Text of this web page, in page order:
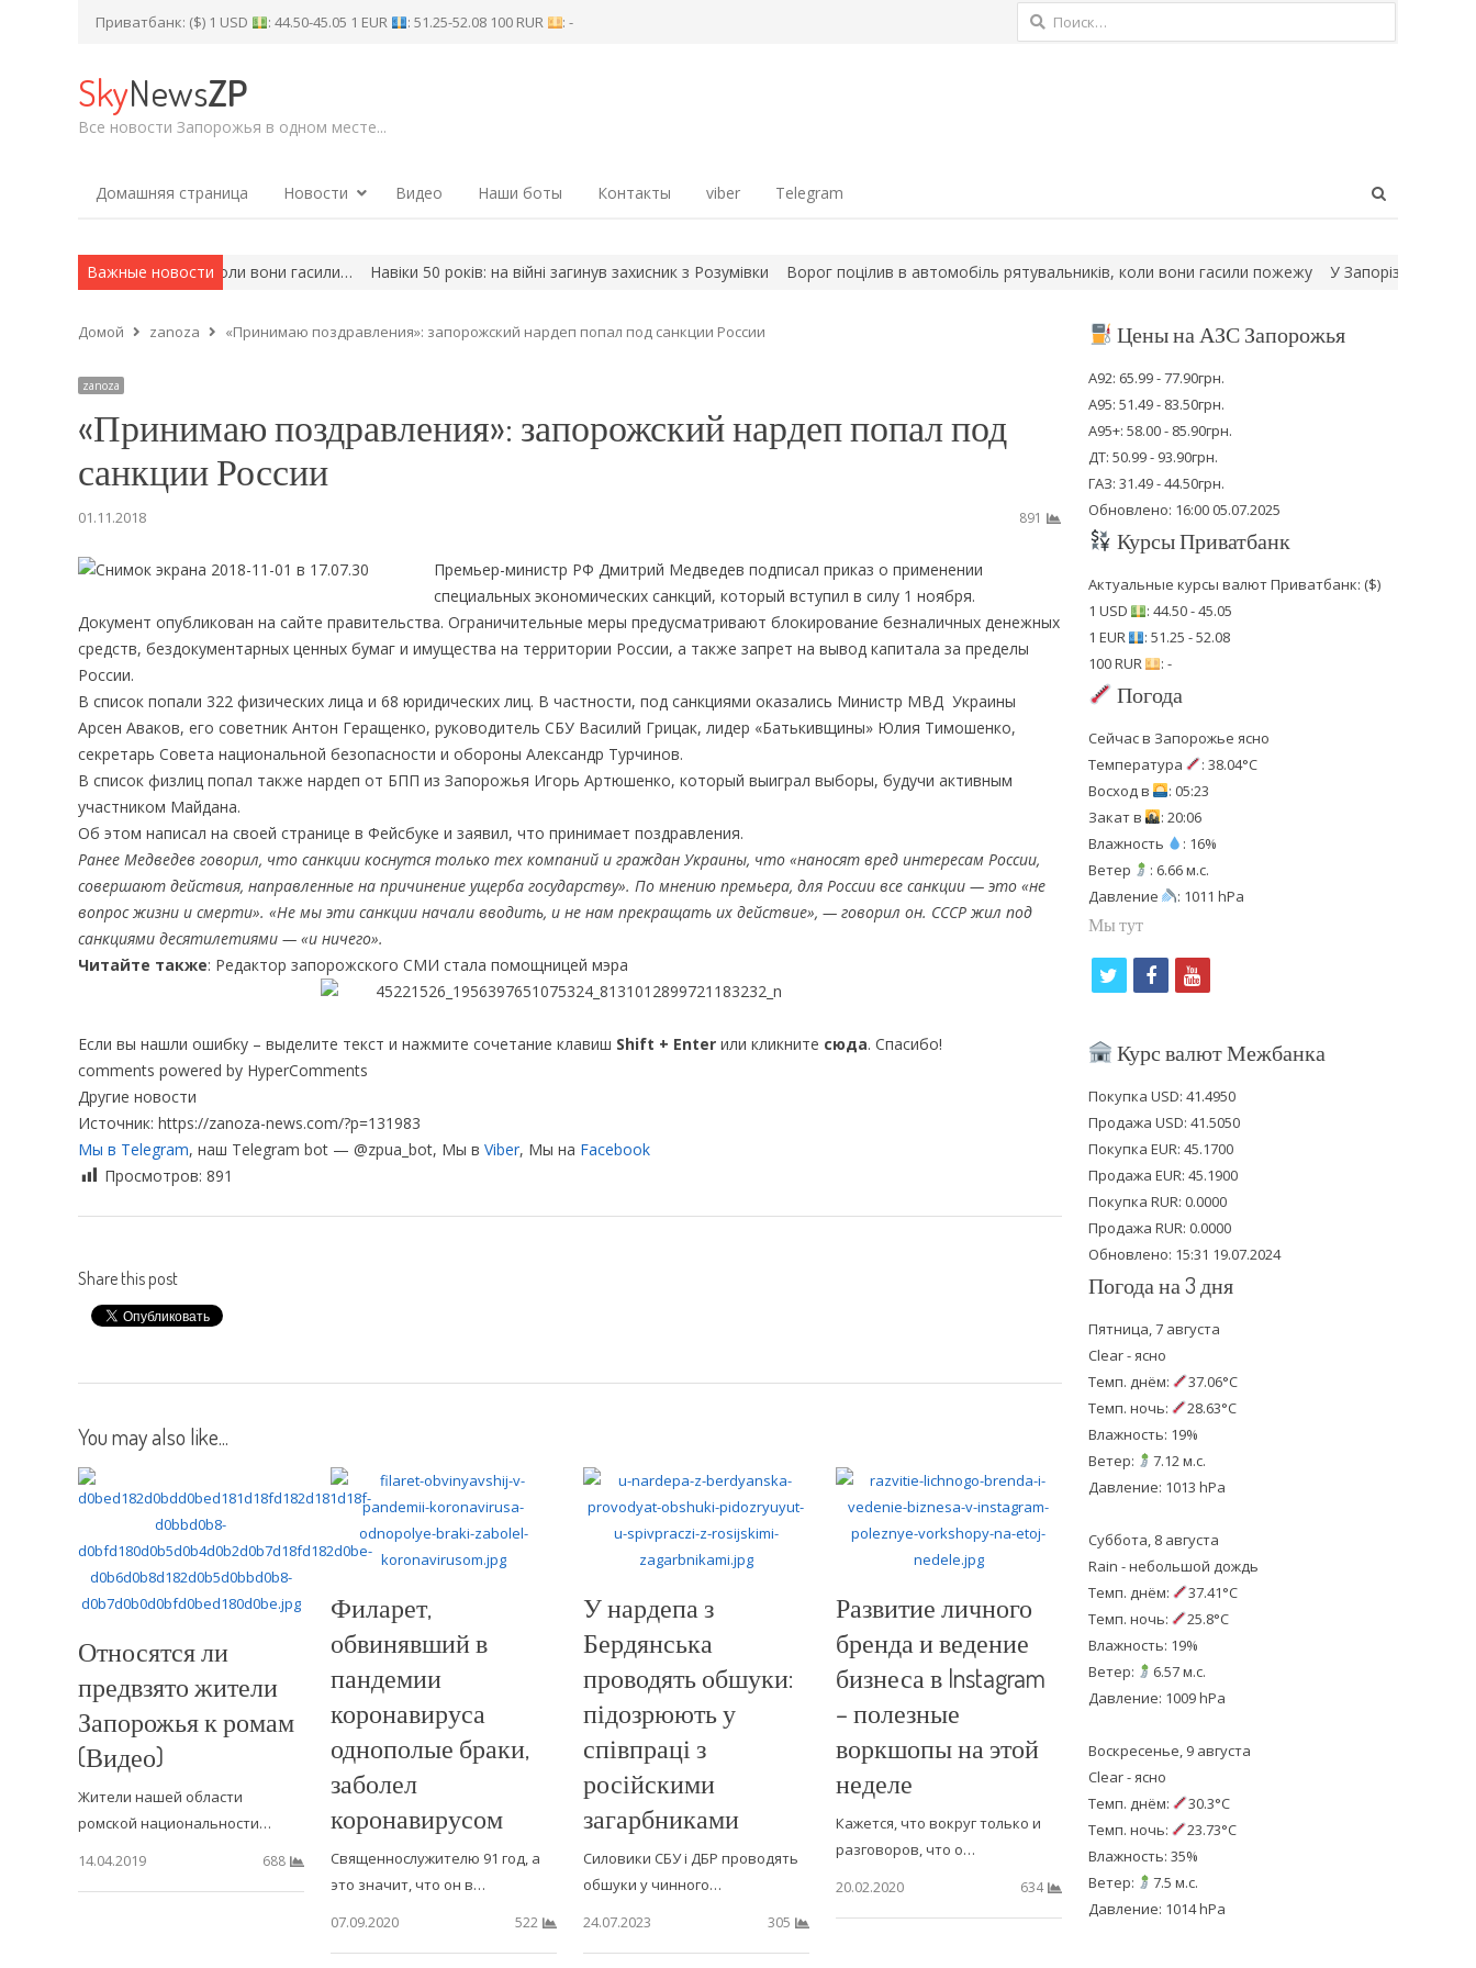
Приватбанк: ($) 1 USD : 44.50-45.05 1 EUR : 51.25-52.08 100 RUR : - Найти:
SkyNewsZP
Все новости Запорожья в одном месте...
Домашняя страница Новости Видео Наши боты Контакты viber Telegram
Важные новости
районі, коли вони гасили… Навіки 50 років: на війні загинув захисник з Розумівки Ворог поцілив в автомобіль рятувальників, коли вони гасили пожежу У Запорізькій області
Домой zanoza «Принимаю поздравления»: запорожский нардеп попал под санкции России
zanoza
«Принимаю поздравления»: запорожский нардеп попал под
санкции России
01.11.2018 891
Премьер-министр РФ Дмитрий Медведев подписал приказ о применении
специальных экономических санкций, который вступил в силу 1 ноября.
Документ опубликован на сайте правительства. Ограничительные меры предусматривают блокирование безналичных денежных
средств, бездокументарных ценных бумаг и имущества на территории России, а также запрет на вывод капитала за пределы
России.
В список попали 322 физических лица и 68 юридических лиц. В частности, под санкциями оказались Министр МВД Украины
Арсен Аваков, его советник Антон Геращенко, руководитель СБУ Василий Грицак, лидер «Батькивщины» Юлия Тимошенко,
секретарь Совета национальной безопасности и обороны Александр Турчинов.
В список физлиц попал также нардеп от БПП из Запорожья Игорь Артюшенко, который выиграл выборы, будучи активным
участником Майдана.
Об этом написал на своей странице в Фейсбуке и заявил, что принимает поздравления.
Ранее Медведев говорил, что санкции коснутся только тех компаний и граждан Украины, что «наносят вред интересам России,
совершают действия, направленные на причинение ущерба государству». По мнению премьера, для России все санкции — это «не
вопрос жизни и смерти». «Не мы эти санкции начали вводить, и не нам прекращать их действие», — говорил он. СССР жил под
санкциями десятилетиями — «и ничего».
Читайте также: Редактор запорожского СМИ стала помощницей мэра
Если вы нашли ошибку – выделите текст и нажмите сочетание клавиш Shift + Enter или кликните сюда. Спасибо!
comments powered by HyperComments
Другие новости
Источник: https://zanoza-news.com/?p=131983
Мы в Telegram, наш Telegram bot — @zpua_bot, Мы в Viber, Мы на Facebook
Просмотров: 891
Share this post
You may also like...
Относятся ли
предвзято жители
Запорожья к ромам
(Видео)
Жители нашей области
ромской национальности…
14.04.2019
688
Филарет,
обвинявший в
пандемии
коронавируса
однополые браки,
заболел
коронавирусом
Священнослужителю 91 год, а
это значит, что он в…
07.09.2020
522
У нардепа з
Бердянська
проводять обшуки:
підозрюють у
співпраці з
російскими
загарбниками
Силовики СБУ і ДБР проводять
обшуки у чинного…
24.07.2023
305
Развитие личного
бренда и ведение
бизнеса в Instagram
– полезные
воркшопы на этой
неделе
Кажется, что вокруг только и
разговоров, что о…
20.02.2020
634
Цены на АЗС Запорожья
А92: 65.99 - 77.90грн.
А95: 51.49 - 83.50грн.
А95+: 58.00 - 85.90грн.
ДТ: 50.99 - 93.90грн.
ГАЗ: 31.49 - 44.50грн.
Обновлено: 16:00 05.07.2025
Курсы Приватбанк
Актуальные курсы валют Приватбанк: ($)
1 USD
: 44.50 - 45.05
1 EUR
: 51.25 - 52.08
100 RUR
: -
Погода
Сейчас в Запорожье ясно
Температура
: 38.04°C
Восход в
: 05:23
Закат в
: 20:06
Влажность
: 16%
Ветер
: 6.66 м.с.
Давление
: 1011 hPa
Мы тут
i
t
e
r
f
c
b
o
o
k
y
u
u
b
e
Курс валют Межбанка
Покупка USD: 41.4950
Продажа USD: 41.5050
Покупка EUR: 45.1700
Продажа EUR: 45.1900
Покупка RUR: 0.0000
Продажа RUR: 0.0000
Обновлено: 15:31 19.07.2024
Погода на 3 дня
Пятница, 7 августа
Clear - ясно
Темп. днём:
37.06°C
Темп. ночь:
28.63°C
Влажность: 19%
Ветер:
7.12 м.с.
Давление: 1013 hPa
Суббота, 8 августа
Rain - небольшой дождь
Темп. днём:
37.41°C
Темп. ночь:
25.8°C
Влажность: 19%
Ветер:
6.57 м.с.
Давление: 1009 hPa
Воскресенье, 9 августа
Clear - ясно
Темп. днём:
30.3°C
Темп. ночь:
23.73°C
Влажность: 35%
Ветер:
7.5 м.с.
Давление: 1014 hPa